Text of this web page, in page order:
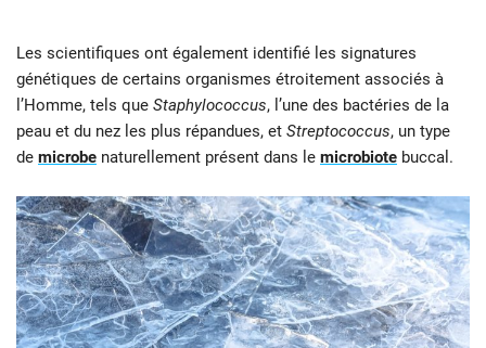
Les scientifiques ont également identifié les signatures
génétiques de certains organismes étroitement associés à
l’Homme, tels que Staphylococcus, l’une des bactéries de la
peau et du nez les plus répandues, et Streptococcus, un type
de microbe naturellement présent dans le microbiote buccal.